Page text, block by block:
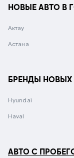
НОВЫЕ АВТО В
Актау
Астана
БРЕНДЫ НОВЫХ
Hyundai
Haval
АВТО С